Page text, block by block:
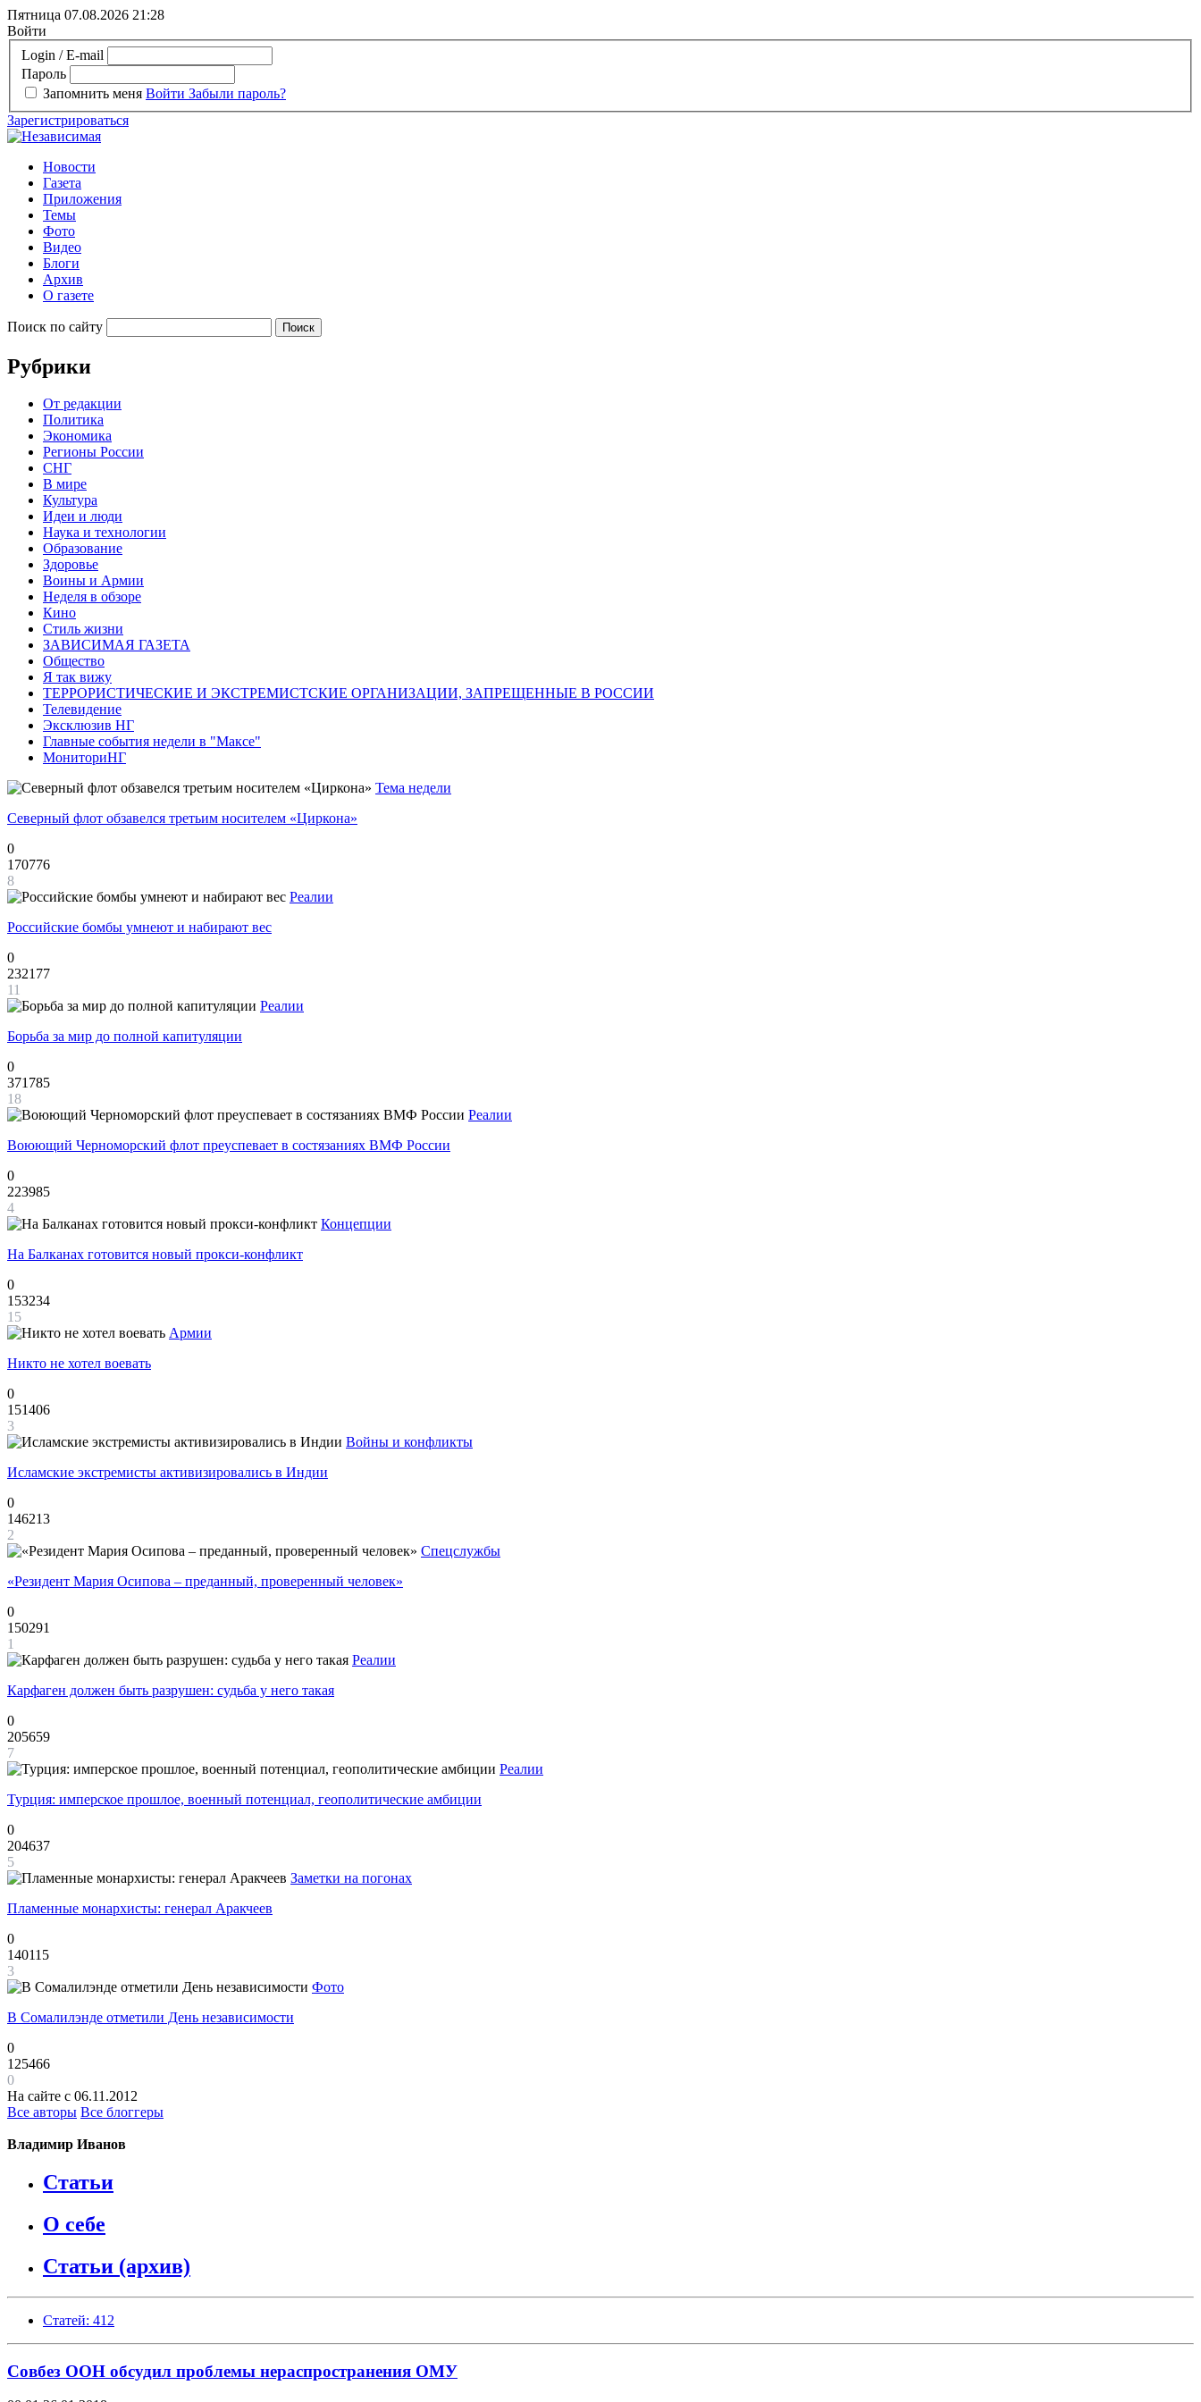
Пятница 07.08.2026 21:28
Войти
Login / E-mail
Пароль
Запомнить меня Войти Забыли пароль?
Зарегистрироваться
Новости
Газета
Приложения
Темы
Фото
Видео
Блоги
Архив
О газете
Поиск по сайту
Рубрики
От редакции
Политика
Экономика
Регионы России
СНГ
В мире
Культура
Идеи и люди
Наука и технологии
Образование
Здоровье
Воины и Армии
Неделя в обзоре
Кино
Стиль жизни
ЗАВИСИМАЯ ГАЗЕТА
Общество
Я так вижу
ТЕРРОРИСТИЧЕСКИЕ И ЭКСТРЕМИСТСКИЕ ОРГАНИЗАЦИИ, ЗАПРЕЩЕННЫЕ В РОССИИ
Телевидение
Эксклюзив НГ
Главные события недели в "Максе"
МониториНГ
Тема недели
Северный флот обзавелся третьим носителем «Циркона»
0
170776
8
Реалии
Российские бомбы умнеют и набирают вес
0
232177
11
Реалии
Борьба за мир до полной капитуляции
0
371785
18
Реалии
Воюющий Черноморский флот преуспевает в состязаниях ВМФ России
0
223985
4
Концепции
На Балканах готовится новый прокси-конфликт
0
153234
15
Армии
Никто не хотел воевать
0
151406
3
Войны и конфликты
Исламские экстремисты активизировались в Индии
0
146213
2
Спецслужбы
«Резидент Мария Осипова – преданный, проверенный человек»
0
150291
1
Реалии
Карфаген должен быть разрушен: судьба у него такая
0
205659
7
Реалии
Турция: имперское прошлое, военный потенциал, геополитические амбиции
0
204637
5
Заметки на погонах
Пламенные монархисты: генерал Аракчеев
0
140115
3
Фото
В Сомалилэнде отметили День независимости
0
125466
0
На сайте с 06.11.2012
Все авторы Все блоггеры
Владимир Иванов
Статьи
О себе
Статьи (архив)
Статей: 412
Совбез ООН обсудил проблемы нераспространения ОМУ